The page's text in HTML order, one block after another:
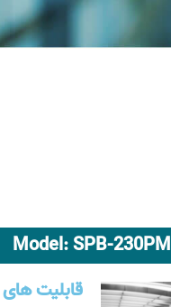
Model: SPB-230PM
قابلیت